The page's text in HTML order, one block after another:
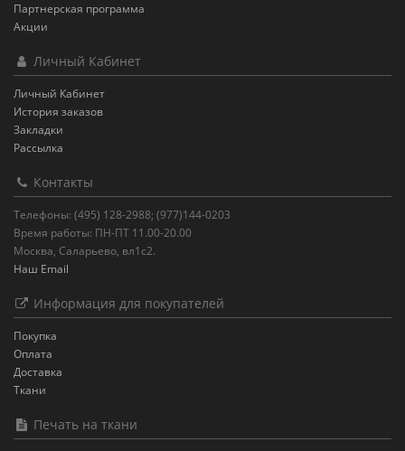
Партнерская программа
Акции
Личный Кабинет
Личный Кабинет
История заказов
Закладки
Рассылка
Контакты
Телефоны: (495) 128-2988; (977)144-0203
Время работы: ПН-ПТ 11.00-20.00
Москва, Саларьево, вл1с2.
Наш Email
Информация для покупателей
Покупка
Оплата
Доставка
Ткани
Печать на ткани